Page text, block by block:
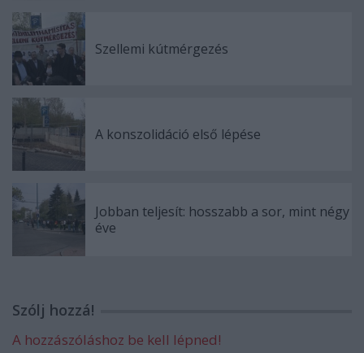
Szellemi kútmérgezés
A konszolidáció első lépése
Jobban teljesít: hosszabb a sor, mint négy
éve
Szólj hozzá!
A hozzászóláshoz be kell lépned!